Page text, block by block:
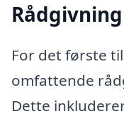
For det første
omfattende
Dette